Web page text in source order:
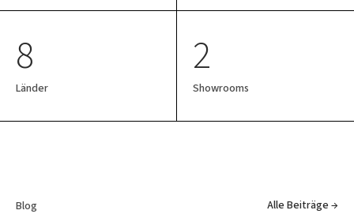
8
Länder
2
Showrooms
Blog Alle Beiträge →